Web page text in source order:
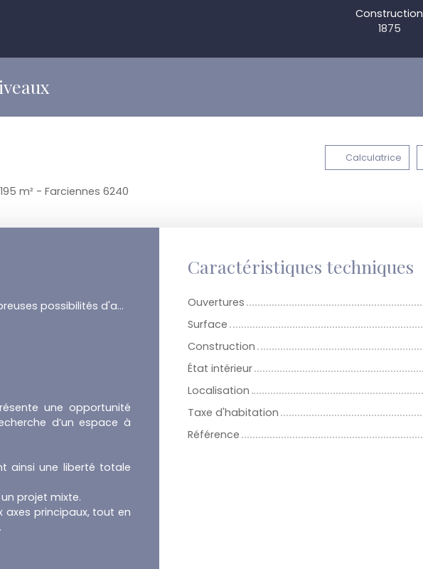
Construction
1875
Calculatrice
m² - Farciennes 6240
Nombreuses possibilités d'aménagement
une opportunité
d’un espace à
ainsi une liberté totale
projet mixte.
principaux, tout en
Caractéristiques techniques
Ouvertures
Surface
Construction
État intérieur
Localisation
Taxe d'habitation
Référence